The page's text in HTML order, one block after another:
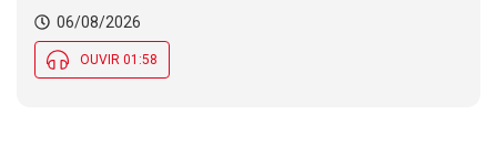
06/08/2026
OUVIR 01:58